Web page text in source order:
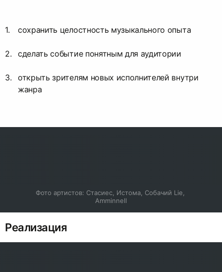
сохранить целостность музыкального опыта
сделать событие понятным для аудитории
открыть зрителям новых исполнителей внутри
жанра
Фото артистов: Стасиес, Истома, Собачий Lie,
Amminnell
Реализация